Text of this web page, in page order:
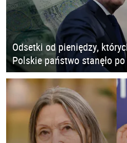
Odsetki od pieniędzy,
Polskie państwo stanęło